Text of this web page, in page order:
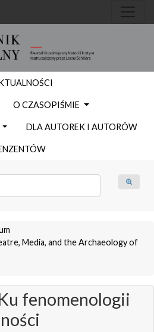
O CZASOPIŚMIE
DLA AUTOREK I AUTORÓW
Media, and the Archaeology of
fenomenologii